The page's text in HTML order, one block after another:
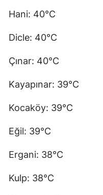
Hani: 40°C
Dicle: 40°C
Çınar: 40°C
Kayapınar: 39°C
Kocaköy: 39°C
Eğil: 39°C
Ergani: 38°C
Kulp: 38°C